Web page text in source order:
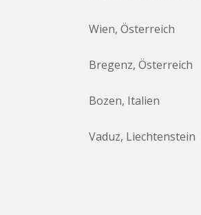
Wien, Österreich
Bregenz, Österreich
Bozen, Italien
Vaduz, Liechtenstein